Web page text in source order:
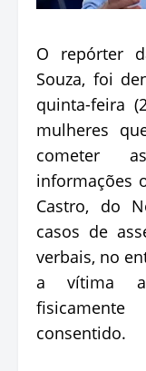
O repórter
Souza, foi
quinta-feira
mulheres
cometer
informações
Castro, do
casos de
verbais, no
a vítima
consentido.